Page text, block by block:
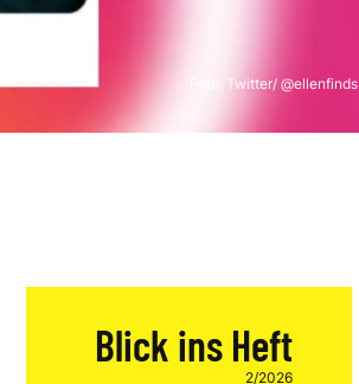
Foto: Twitter/ @ellenfinds
Blick ins Heft
2/2026